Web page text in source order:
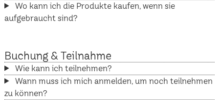
Wo kann ich die Produkte kaufen, wenn sie
aufgebraucht sind?
Buchung & Teilnahme
Wie kann ich teilnehmen?
Wann muss ich mich anmelden, um noch teilnehmen
zu können?